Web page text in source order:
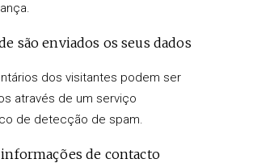
são enviados os seus dados
dos visitantes podem ser
através de um serviço
de detecção de spam.
informações de contacto